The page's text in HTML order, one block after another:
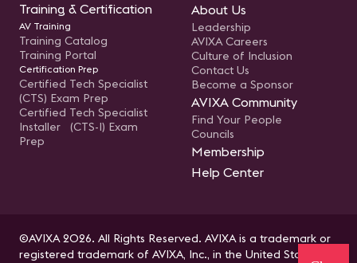
Training & Certification
AV Training
Training Catalog
Training Portal
Certification Prep
Certified Tech Specialist
(CTS) Exam Prep
Certified Tech Specialist
Installer (CTS-I) Exam
Prep
About Us
Leadership
AVIXA Careers
Culture of Inclusion
Contact Us
Become a Sponsor
AVIXA Community
Find Your People
Councils
Membership
Help Center
©AVIXA 2026. All Rights Reserved. AVIXA is a trademark or
registered trademark of AVIXA, Inc., in the United States